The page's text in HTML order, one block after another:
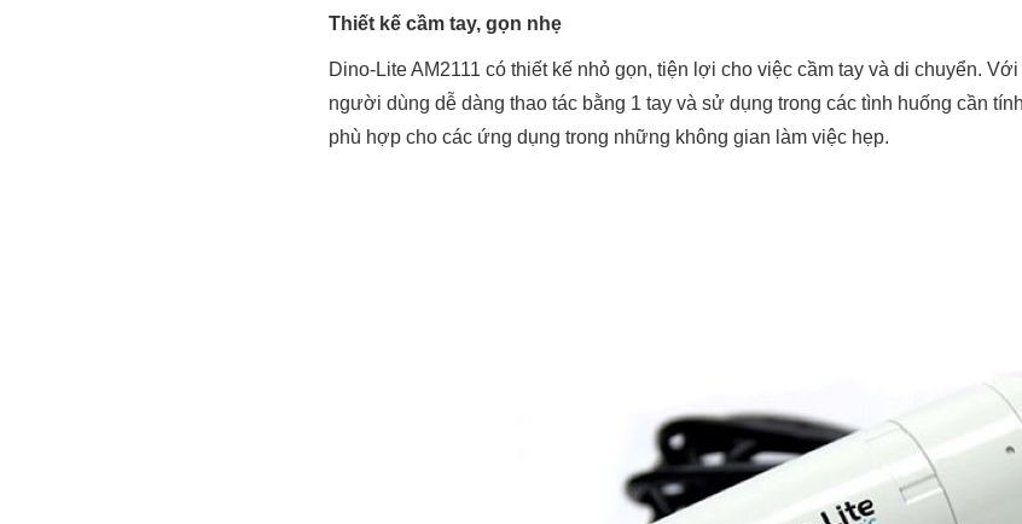
Thiết kế cầm tay, gọn nhẹ
Dino-Lite AM2111 có thiết kế nhỏ gọn, tiện lợi cho việc cầm tay và di chuyển.
người dùng dễ dàng thao tác bằng 1 tay và sử dụng trong các tình huống cần
phù hợp cho các ứng dụng trong những không gian làm việc hẹp.